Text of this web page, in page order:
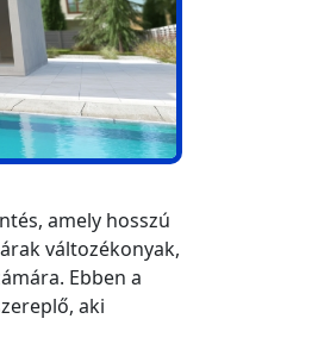
amely hosszú
változékonyak,
Ebben a
aki